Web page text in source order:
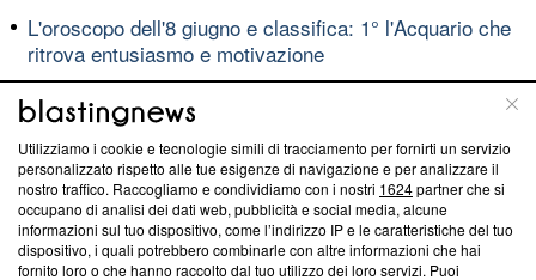
L'oroscopo dell'8 giugno e classifica: 1° l'Acquario che
ritrova entusiasmo e motivazione
Spoiler My sweet lie: Sevket scopre le bugie di sua
figliaVIDEO
Eurogol di Zhegrova, la Juve batte il ChelseaVIDEO
Blasting News lavora con l’Unione Europea nella lotta
Utilizziamo i cookie e tecnologie simili di tracciamento per fornirti un servizio
personalizzato rispetto alle tue esigenze di navigazione e per analizzare il
nostro traffico. Raccogliamo e condividiamo con i nostri 1624partner che si
occupano di analisi dei dati web, pubblicità e social media, alcune
informazioni sul tuo dispositivo, come l’indirizzo IP e le caratteristiche del tuo
dispositivo, i quali potrebbero combinarle con altre informazioni che hai
fornito loro o che hanno raccolto dal tuo utilizzo dei loro servizi. Puoi